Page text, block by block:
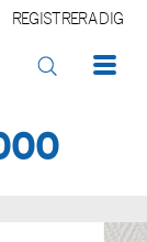
REGISTRERA DIG